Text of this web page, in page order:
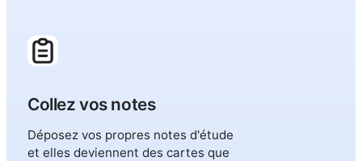
Collez vos notes
Déposez vos propres notes d'étude
et elles deviennent des cartes que